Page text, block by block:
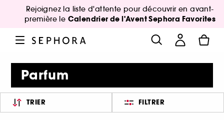
Rejoignez la liste d'attente pour découvrir en avant-
première le Calendrier de l'Avent Sephora Favorites
Parfum
TRIER FILTRER